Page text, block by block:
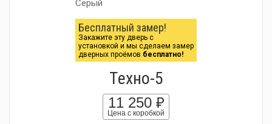
Серый
Бесплатный замер!
Закажите эту дверь с
установкой и мы сделаем замер
дверных проёмов бесплатно!
Tехно-5
11 250 ₽
Цена с коробкой